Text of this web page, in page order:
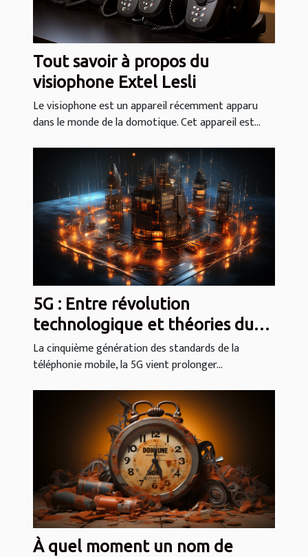
Tout savoir à propos du
visiophone Extel Lesli
Le visiophone est un appareil récemment apparu
dans le monde de la domotique. Cet appareil est...
5G : Entre révolution
technologique et théories du
complot
La cinquième génération des standards de la
téléphonie mobile, la 5G vient prolonger...
À quel moment un nom de